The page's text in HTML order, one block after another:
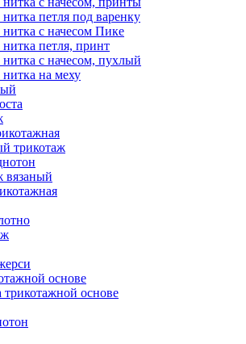
петля под варенку
нитка с начесом Пике
нитка петля, принт
нитка с начесом, пухлый
нитка на меху
трикотаж
вязаный
основе
трикотажной основе